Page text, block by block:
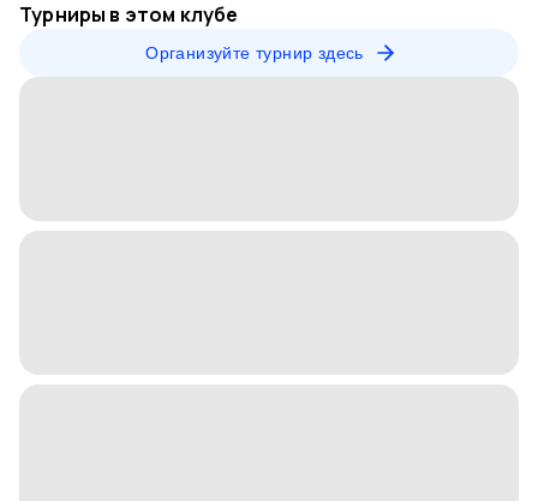
Турниры в этом клубе
Организуйте турнир здесь